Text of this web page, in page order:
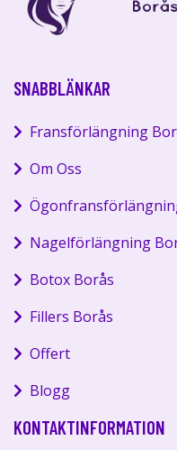
SNABBLÄNKAR
Fransförlängning
Om Oss
Nagelförlängning
Botox Borås
Fillers Borås
Offert
Blogg
KONTAKTINFORMATION